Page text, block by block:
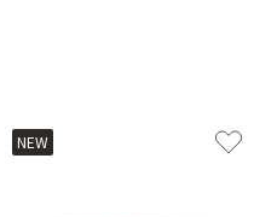
NEW